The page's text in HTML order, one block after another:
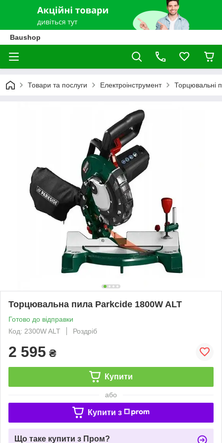
Baushop
Товари та послуги Електроінструмент Торцювальні
Торцювальна пила Parkcide 1800W ALT
Готово до відправки
Код: 2300W ALT
Роздріб
2 595 ₴
Купити
або
Купити з
Що таке купити з Пром?